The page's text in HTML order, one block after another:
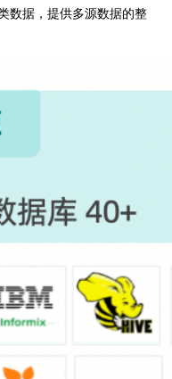
数据，提供多源数据的整